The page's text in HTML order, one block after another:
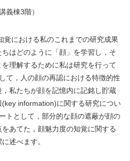
棟3階）
における私のこれまでの研究成果
はどのように「顔」を学習し，そ
理解するために私は研究を行って
て，人の顔の再認における特徴的性
私たちが顔を記憶内に記銘し貯蔵
information)に関する研究につい
トとして，部分的な顔の遮蔽が顔の
あてた，顔魅力度の知覚に関する
述べます。